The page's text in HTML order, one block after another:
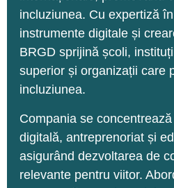
incluziunea. Cu expertiză
instrumente digitale și
BRGD sprijină școli,
superior și organizații care
incluziunea.
Compania se
digitală, antreprenoriat și
asigurând dezvoltarea de
relevante pentru viitor.